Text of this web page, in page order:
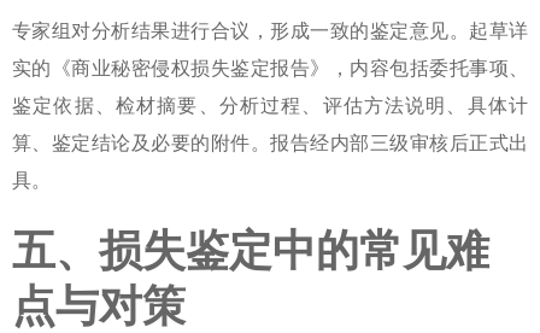
专家组对分析结果进行合议，形成一致的鉴定意见。起草详
实的《商业秘密侵权损失鉴定报告》，内容包括委托事项、
鉴定依据、检材摘要、分析过程、评估方法说明、具体计
算、鉴定结论及必要的附件。报告经内部三级审核后正式出
具。
五、损失鉴定中的常见难
点与对策